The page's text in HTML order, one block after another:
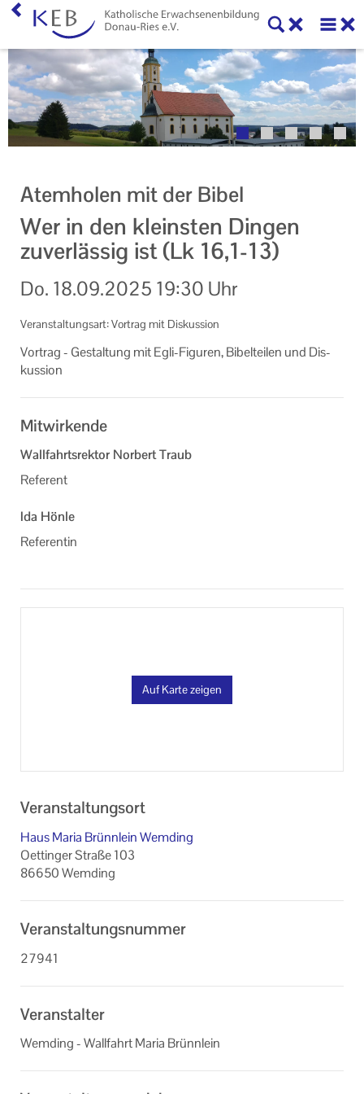
Atemholen mit der Bibel
Wer in den kleinsten Dingen
zuverlässig ist (Lk 16,1-13)
Do. 18.09.2025 19:30 Uhr
Veranstaltungsart: Vortrag mit Diskussion
Vor­trag - Ge­stal­tung mit Egli-​Figuren, Bi­bel­tei­len und Dis­
kus­si­on
Mitwirkende
Wallfahrtsrektor Norbert Traub
Referent
Ida Hönle
Referentin
Auf Karte zeigen
Veranstaltungsort
Haus Maria Brünnlein Wemding
Oettinger Straße 103
86650 Wemding
Veranstaltungsnummer
27941
Veranstalter
Wemding - Wallfahrt Maria Brünnlein
Home
Willkommen
Veranstaltungen
Zentrale Veranstaltungen
Eltern-Kind-Gruppen
Ansprechpartner
Informationen
Machen Sie mit!
Ihr Kontakt zu uns
Impressum
Datenschutzerklärung